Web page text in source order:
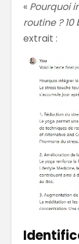
« Pourquoi
routine ?
extrait :